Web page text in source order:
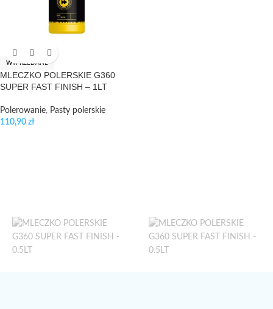
WYPRZEDANE
MLECZKO POLERSKIE G360
SUPER FAST FINISH – 1LT
Polerowanie, Pasty polerskie
110,90 zł